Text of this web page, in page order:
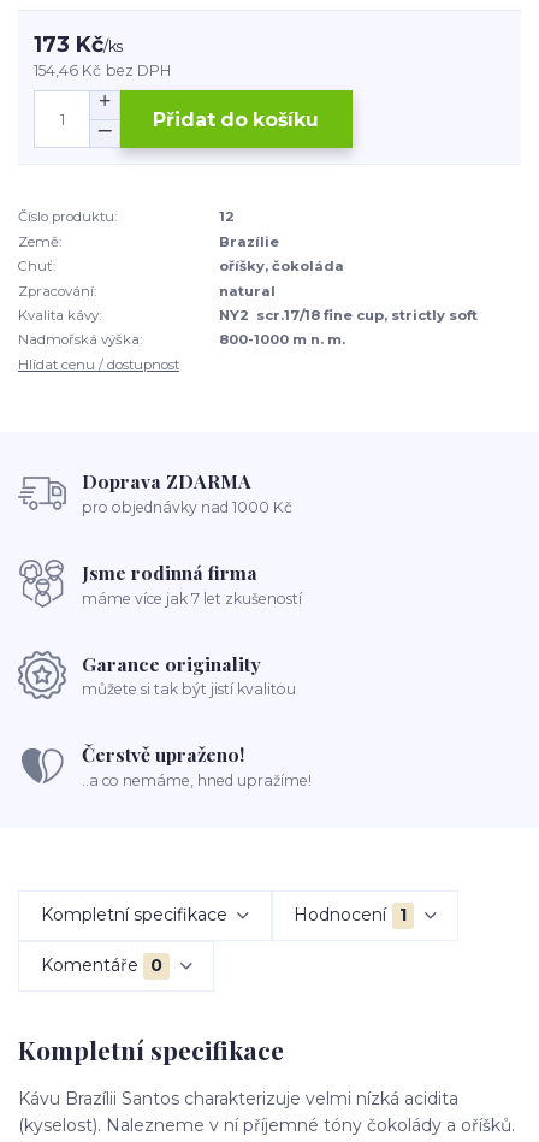
173 Kč/ks
154,46 Kč bez DPH
Přidat do košíku
Číslo produktu:
12
Země:
Brazílie
Chuť:
oříšky, čokoláda
Zpracování:
natural
Kvalita kávy:
NY2 scr.17/18 fine cup, strictly soft
Nadmořská výška:
800-1000 m n. m.
Hlídat cenu / dostupnost
Doprava ZDARMA
pro objednávky nad 1000 Kč
Jsme rodinná firma
máme více jak 7 let zkušeností
Garance originality
můžete si tak být jistí kvalitou
Čerstvě upraženo!
..a co nemáme, hned upražíme!
Kompletní specifikace Hodnocení 1
Komentáře 0
Kompletní specifikace
Kávu Brazílii Santos charakterizuje velmi nízká acidita
(kyselost). Nalezneme v ní příjemné tóny čokolády a oříšků.